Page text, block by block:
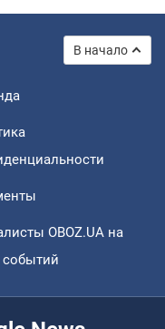
В начало
OBOZ.UA на
событий